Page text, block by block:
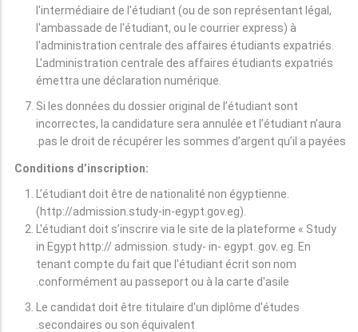
l'intermédiaire de l'étudiant (ou de son représentant légal,
l'ambassade de l'étudiant, ou le courrier express) à
l'administration centrale des affaires étudiants expatriés.
L'administration centrale des affaires étudiants expatriés
émettra une déclaration numérique.
Si les données du dossier original de l’étudiant sont
incorrectes, la candidature sera annulée et l’étudiant n’aura
pas le droit de récupérer les sommes d’argent qu’il a payées.
Conditions d’inscription:
L’étudiant doit être de nationalité non égyptienne.
(http://admission.study-in-egypt.gov.eg).
L'étudiant doit s’inscrire via le site de la plateforme « Study
in Egypt http:// admission. study- in- egypt. gov. eg. En
tenant compte du fait que l'étudiant écrit son nom
conformément au passeport ou à la carte d'asile.
Le candidat doit être titulaire d'un diplôme d'études
secondaires ou son équivalent.